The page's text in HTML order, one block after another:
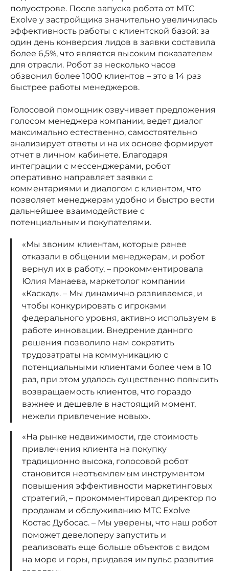
полуострове. После запуска робота от МТС
Exolve у застройщика значительно увеличилась
эффективность работы с клиентской базой: за
один день конверсия лидов в заявки составила
более 6,5%, что является высоким показателем
для отрасли. Робот за несколько часов
обзвонил более 1000 клиентов – это в 14 раз
быстрее работы менеджеров.
Голосовой помощник озвучивает предложения
голосом менеджера компании, ведет диалог
максимально естественно, самостоятельно
анализирует ответы и на их основе формирует
отчет в личном кабинете. Благодаря
интеграции с мессенджерами, робот
оперативно направляет заявки с
комментариями и диалогом с клиентом, что
позволяет менеджерам удобно и быстро вести
дальнейшее взаимодействие с
потенциальными покупателями.
«Мы звоним клиентам, которые ранее
отказали в общении менеджерам, и робот
вернул их в работу, – прокомментировала
Юлия Манаева, маркетолог компании
«Каскад». – Мы динамично развиваемся, и
чтобы конкурировать с игроками
федерального уровня, активно используем в
работе инновации. Внедрение данного
решения позволило нам сократить
трудозатраты на коммуникацию с
потенциальными клиентами более чем в 10
раз, при этом удалось существенно повысить
возвращаемость клиентов, что гораздо
важнее и дешевле в настоящий момент,
нежели привлечение новых».
«На рынке недвижимости, где стоимость
привлечения клиента на покупку
традиционно высока, голосовой робот
становится неотъемлемым инструментом
повышения эффективности маркетинговых
стратегий, – прокомментировал директор по
продажам и обслуживанию МТС Exolve
Костас Дубосас. – Мы уверены, что наш робот
поможет девелоперу запустить и
реализовать еще больше объектов с видом
на море и горы, придавая импульс развития